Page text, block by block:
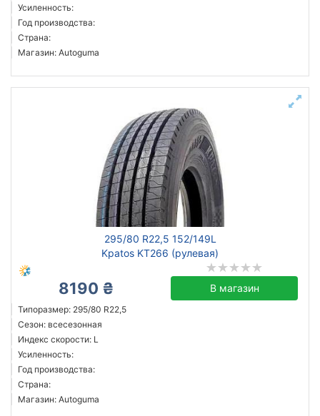
Усиленность:
Год производства:
Страна:
Магазин: Autoguma
295/80 R22,5 152/149L
Kpatos KT266 (рулевая)
8190 ₴ В магазин
Типоразмер: 295/80 R22,5
Сезон: всесезонная
Индекс скорости: L
Усиленность:
Год производства:
Страна:
Магазин: Autoguma